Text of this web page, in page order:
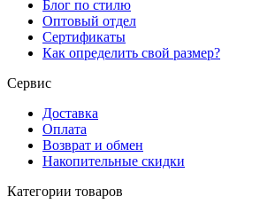
Блог по стилю
Оптовый отдел
Сертификаты
Как определить свой размер?
Сервис
Доставка
Оплата
Возврат и обмен
Накопительные скидки
Категории товаров